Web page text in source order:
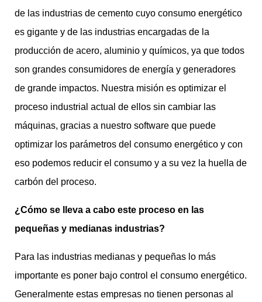
de las industrias de cemento cuyo consumo energético
es gigante y de las industrias encargadas de la
producción de acero, aluminio y químicos, ya que todos
son grandes consumidores de energía y generadores
de grande impactos. Nuestra misión es optimizar el
proceso industrial actual de ellos sin cambiar las
máquinas, gracias a nuestro software que puede
optimizar los parámetros del consumo energético y con
eso podemos reducir el consumo y a su vez la huella de
carbón del proceso.
¿Cómo se lleva a cabo este proceso en las
pequeñas y medianas industrias?
Para las industrias medianas y pequeñas lo más
importante es poner bajo control el consumo energético.
Generalmente estas empresas no tienen personas al